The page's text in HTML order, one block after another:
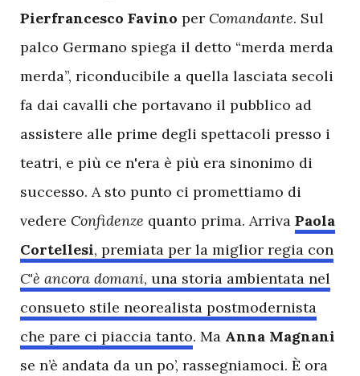
Pierfrancesco Favino per Comandante. Sul
palco Germano spiega il detto “merda merda
merda”, riconducibile a quella lasciata secoli
fa dai cavalli che portavano il pubblico ad
assistere alle prime degli spettacoli presso i
teatri, e più ce n'era è più era sinonimo di
successo. A sto punto ci promettiamo di
vedere Confidenze quanto prima. Arriva Paola
Cortellesi, premiata per la miglior regia con
C'è ancora domani, una storia ambientata nel
consueto stile neorealista postmodernista
che pare ci piaccia tanto. Ma Anna Magnani
se n’è andata da un po’, rassegniamoci. È ora